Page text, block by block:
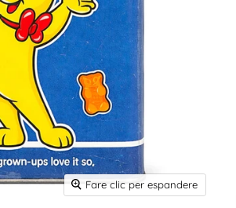
Fare clic per espandere